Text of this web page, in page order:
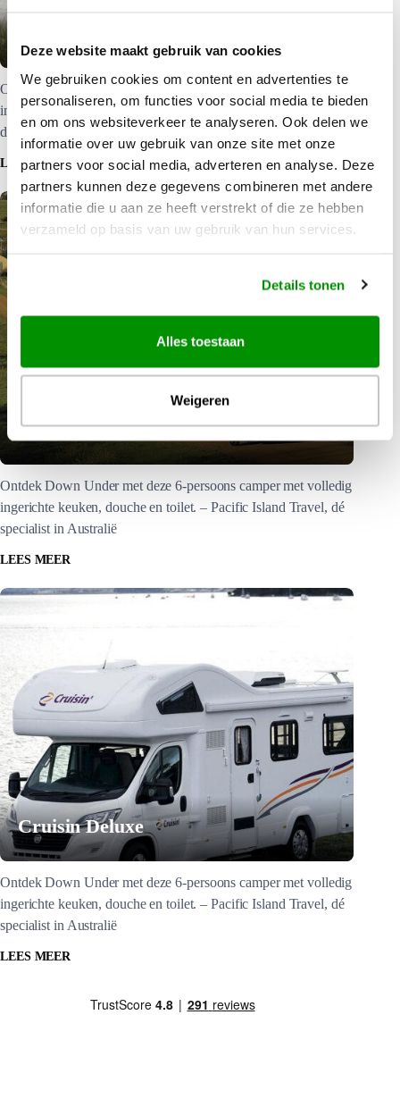
Deze website maakt gebruik van cookies
We gebruiken cookies om content en advertenties te
personaliseren, om functies voor social media te bieden
en om ons websiteverkeer te analyseren. Ook delen we
informatie over uw gebruik van onze site met onze
partners voor social media, adverteren en analyse. Deze
partners kunnen deze gegevens combineren met andere
informatie die u aan ze heeft verstrekt of die ze hebben
verzameld op basis van uw gebruik van hun services.
Details tonen
Alles toestaan
Weigeren
Ontdek Down Under met deze 2-persoons camper met volledig
ingerichte keuken, douche en toilet. – Pacific Island Travel, is
dé specialist in Australië
LEES MEER
Cruisin Discovery
Ontdek Down Under met deze 6-persoons camper met volledig
ingerichte keuken, douche en toilet. – Pacific Island Travel, dé
specialist in Australië
LEES MEER
Cruisin Deluxe
Ontdek Down Under met deze 6-persoons camper met volledig
ingerichte keuken, douche en toilet. – Pacific Island Travel, dé
specialist in Australië
LEES MEER